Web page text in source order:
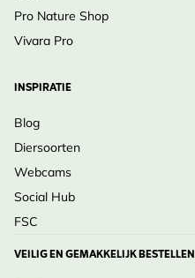
Pro Nature Shop
Vivara Pro
INSPIRATIE
Blog
Diersoorten
Webcams
Social Hub
FSC
VEILIG EN GEMAKKELIJK BESTELLEN